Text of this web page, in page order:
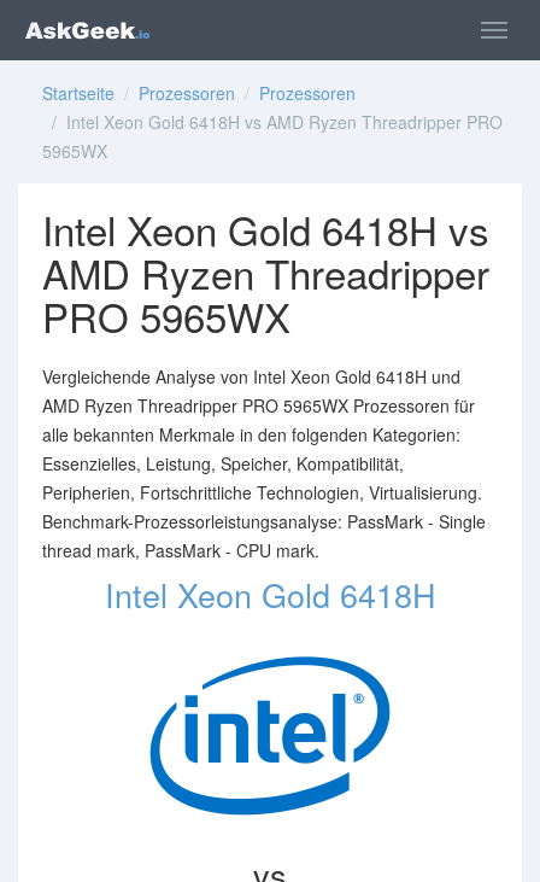
Startseite / Prozessoren / Prozessoren
/ Intel Xeon Gold 6418H vs AMD Ryzen Threadripper PRO
5965WX
Intel Xeon Gold 6418H vs
AMD Ryzen Threadripper
PRO 5965WX
Vergleichende Analyse von Intel Xeon Gold 6418H und
AMD Ryzen Threadripper PRO 5965WX Prozessoren für
alle bekannten Merkmale in den folgenden Kategorien:
Essenzielles, Leistung, Speicher, Kompatibilität,
Peripherien, Fortschrittliche Technologien, Virtualisierung.
Benchmark-Prozessorleistungsanalyse: PassMark - Single
thread mark, PassMark - CPU mark.
Intel Xeon Gold 6418H